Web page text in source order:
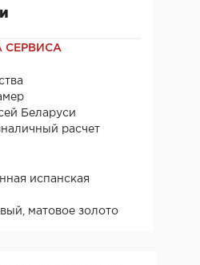
СЕРВИСА
Беларуси
расчет
испанская
матовое золото